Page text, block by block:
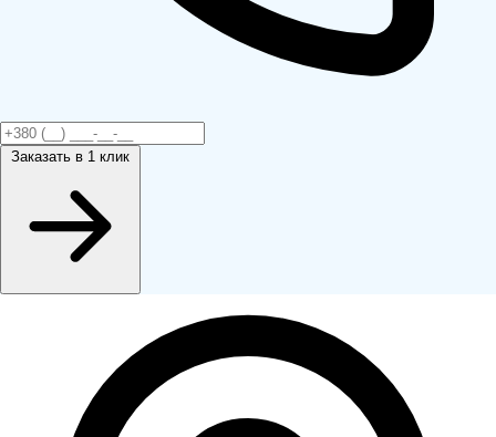
Заказать в 1 клик